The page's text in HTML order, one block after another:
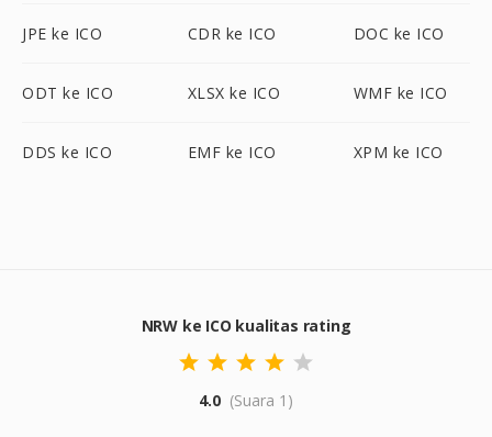
JPE ke ICO CDR ke ICO DOC ke ICO
ODT ke ICO XLSX ke ICO WMF ke ICO
DDS ke ICO EMF ke ICO XPM ke ICO
NRW ke ICO kualitas rating
4.0 (Suara 1)